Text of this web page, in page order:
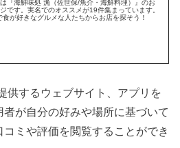
『海鮮味処 漁（佐世保/魚介・海鮮料理）』のお
です。実名でのオススメが19件集まっています。
食が好きなグルメな人たちからお店を探そう！
供するウェブサイト、アプリを
が自分の好みや場所に基づいて
ミや評価を閲覧することができ